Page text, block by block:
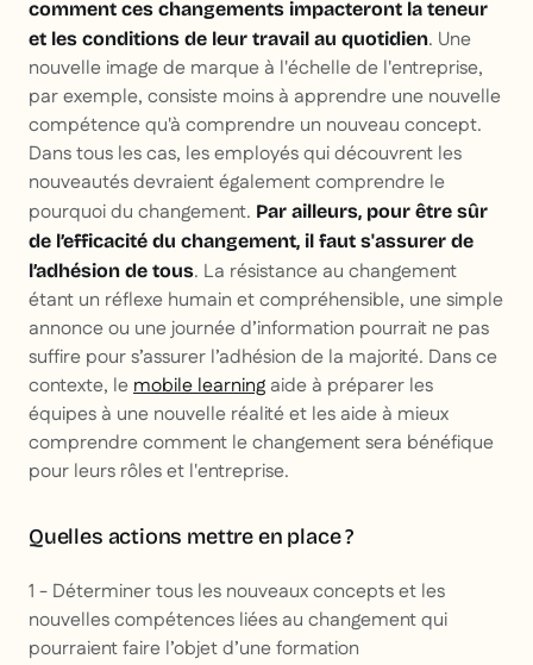
comment ces changements impacteront la teneur
et les conditions de leur travail au quotidien. Une
nouvelle image de marque à l'échelle de l'entreprise,
par exemple, consiste moins à apprendre une nouvelle
compétence qu'à comprendre un nouveau concept.
Dans tous les cas, les employés qui découvrent les
nouveautés devraient également comprendre le
pourquoi du changement. Par ailleurs, pour être sûr
de l’efficacité du changement, il faut s'assurer de
l’adhésion de tous. La résistance au changement
étant un réflexe humain et compréhensible, une simple
annonce ou une journée d’information pourrait ne pas
suffire pour s’assurer l’adhésion de la majorité. Dans ce
contexte, lemobile learningaide à préparer les
équipes à une nouvelle réalité et les aide à mieux
comprendre comment le changement sera bénéfique
pour leurs rôles et l'entreprise.
Quelles actions mettre en place ?
1 - Déterminer tous les nouveaux concepts et les
nouvelles compétences liées au changement qui
pourraient faire l’objet d’une formation